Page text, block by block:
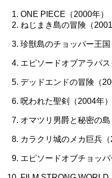
ONE PIECE（2000年）
ねじまき島の冒険（2001
珍獣島のチョッパー王国
エピソードオブアラバ
デッドエンドの冒険（
呪われた聖剣（2004年）
オマツリ男爵と秘密の島
カラクリ城のメカ巨兵（
エピソードオブチョッ